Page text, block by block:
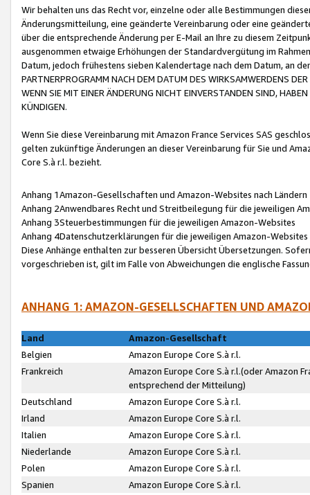
Wir behalten uns das Recht vor, einzelne oder alle Bestimmungen
Änderungsmitteilung, eine geänderte Vereinbarung oder eine
über die entsprechende Änderung per E-Mail an Ihre zu diesem
ausgenommen etwaige Erhöhungen der Standardvergütung im
Datum, jedoch frühestens sieben Kalendertage nach dem Datum, an
PARTNERPROGRAMM NACH DEM DATUM DES WIRKSAMWERDENS
WENN SIE MIT EINER ÄNDERUNG NICHT EINVERSTANDEN SIND,
KÜNDIGEN.
Wenn Sie diese Vereinbarung mit Amazon France Services SAS
gelten zukünftige Änderungen an dieser Vereinbarung für Sie und
Core S.à r.l. bezieht.
Anhang 1Amazon-Gesellschaften und Amazon-Websites nach Ländern
Anhang 2Anwendbares Recht und Streitbeilegung für die jeweiligen
Anhang 3Steuerbestimmungen für die jeweiligen Amazon-Websites
Anhang 4Datenschutzerklärungen für die jeweiligen Amazon-Websites
Diese Anhänge enthalten zur besseren Übersicht Übersetzungen.
vorgeschrieben ist, gilt im Falle von Abweichungen die englische
ANHANG 1: AMAZON-GESELLSCHAFTEN UND
Land
Amazon-Gesellschaft
Belgien
Amazon Europe Core S.à r.l.
Frankreich
Amazon Europe Core S.à r.l.(oder Amazon
entsprechend der Mitteilung)
Deutschland
Amazon Europe Core S.à r.l.
Irland
Amazon Europe Core S.à r.l.
Italien
Amazon Europe Core S.à r.l.
Niederlande
Amazon Europe Core S.à r.l.
Polen
Amazon Europe Core S.à r.l.
Spanien
Amazon Europe Core S.à r.l.